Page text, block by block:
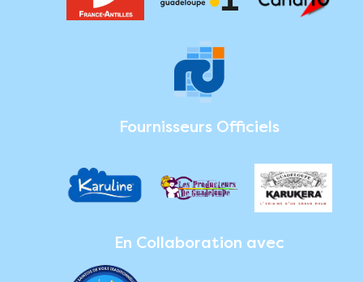
Fournisseurs Officiels
En Collaboration avec